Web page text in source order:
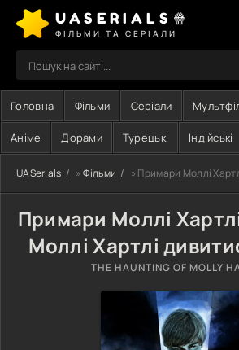
UASERIALS🍿
ФІЛЬМИ ТА СЕРІАЛИ
Головна Фільми Серіали
Аніме Дорами Турецькі Індійські
UASerials » Фільми » Примари Моллі
Примари Моллі
Моллі Хартлі
THE HAUNTING OF MOLLY